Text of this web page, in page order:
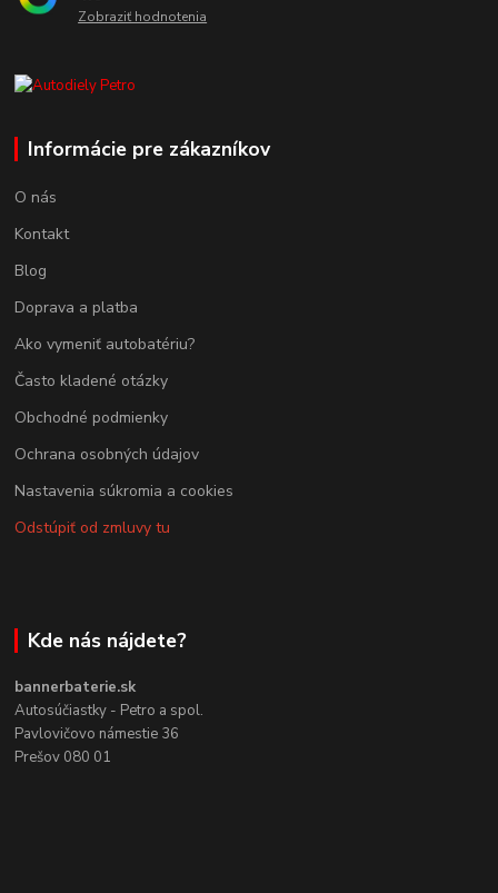
Zobraziť hodnotenia
Informácie pre zákazníkov
O nás
Kontakt
Blog
Doprava a platba
Ako vymeniť autobatériu?
Často kladené otázky
Obchodné podmienky
Ochrana osobných údajov
Nastavenia súkromia a cookies
Odstúpiť od zmluvy tu
Kde nás nájdete?
bannerbaterie.sk
Autosúčiastky - Petro a spol.
Pavlovičovo námestie 36
Prešov 080 01